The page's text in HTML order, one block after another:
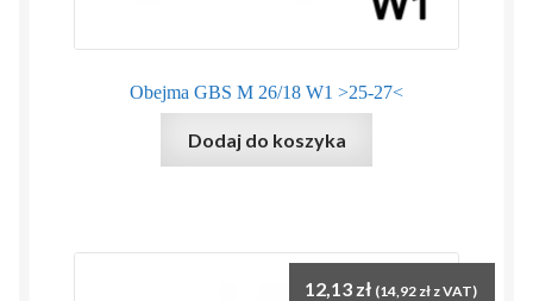
Obejma GBS M 26/18 W1 >25-27<
Dodaj do koszyka
12,13 zł (14,92 zł z VAT)